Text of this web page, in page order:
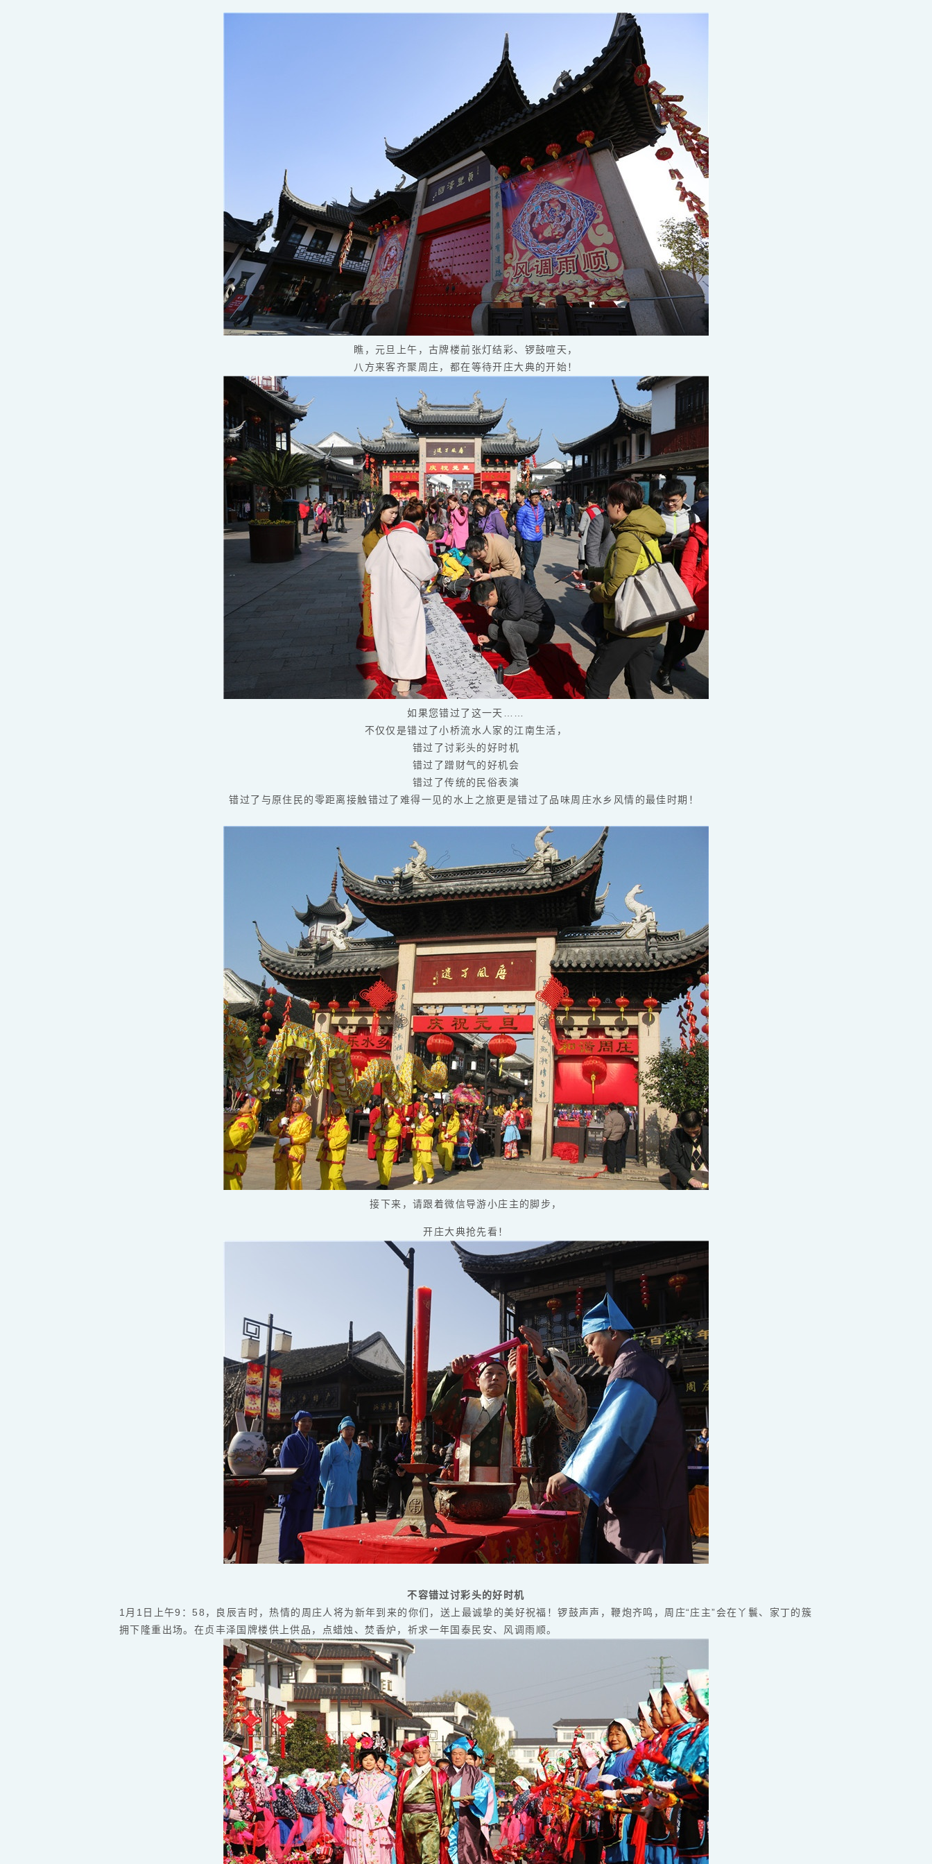
瞧，元旦上午，古牌楼前张灯结彩、锣鼓喧天，
八方来客齐聚周庄，都在等待开庄大典的开始！
如果您错过了这一天……
不仅仅是错过了小桥流水人家的江南生活，
错过了讨彩头的好时机
错过了蹭财气的好机会
错过了传统的民俗表演
错过了与原住民的零距离接触错过了难得一见的水上之旅更是错过了品味周庄水乡风情的最佳时期！
接下来，请跟着微信导游小庄主的脚步，
开庄大典抢先看！
不容错过讨彩头的好时机
1月1日上午9：58，良辰吉时，热情的周庄人将为新年到来的你们，送上最诚挚的美好祝福！锣鼓声声，鞭炮齐鸣，周庄“庄主”会在丫鬟、家丁的簇
拥下隆重出场。在贞丰泽国牌楼供上供品，点蜡烛、焚香炉，祈求一年国泰民安、风调雨顺。